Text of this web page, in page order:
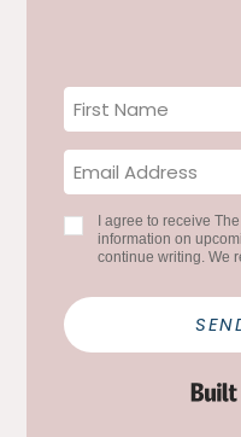
I agree to receive
information on
continue writing. We